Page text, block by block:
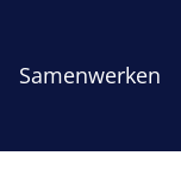
Samenwerken